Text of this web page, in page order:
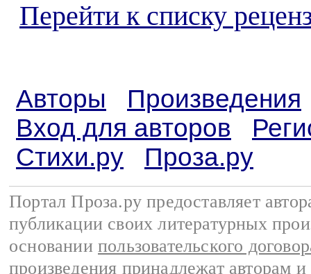
Перейти к списку
Авторы
Произведения
Вход для авторов
Стихи.ру
Проза.ру
Портал Проза.ру предоставляет
публикации своих литературных
основании пользовательского
произведения принадлежат авторам